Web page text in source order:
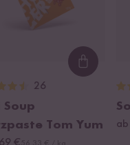
26
Soup
Tom Yum